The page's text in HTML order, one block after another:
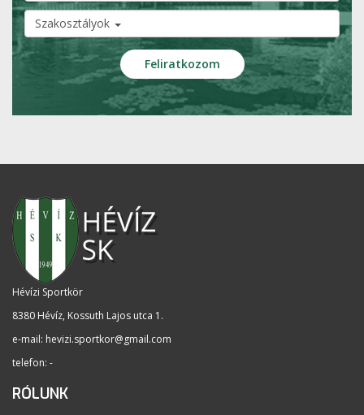
Szakosztályok
Hévízi Sportkör
8380 Hévíz, Kossuth Lajos utca 1 .
e-mail: hevizi.sportkor@gmail.com
telefon: -
RÓLUNK